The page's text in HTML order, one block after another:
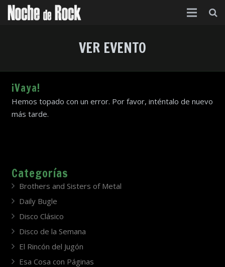
Agenda
Foro
VER EVENTO
¡Vaya!
Hemos topado con un error. Por favor, inténtalo de nuevo
más tarde.
Categorías
Brothers and Sisters of Metal
Daily Bugle
Disco Clásico
Disco de la Semana
El Rincón del Jugón
Esa Cosa con Páginas